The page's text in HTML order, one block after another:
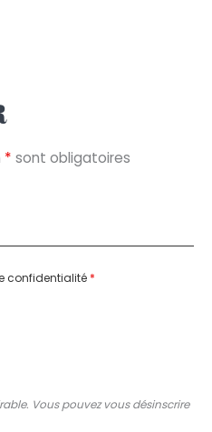
* sont obligatoires
confidentialité *
Vous pouvez vous désinscrire